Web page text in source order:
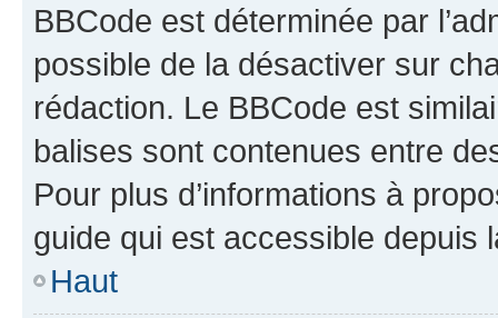
BBCode est déterminée par
possible de la désactiver sur
rédaction. Le BBCode est
balises sont contenues entre
Pour plus d’informations à
guide qui est accessible depuis
Haut